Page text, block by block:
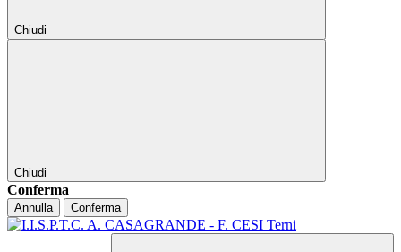
Chiudi
Chiudi
Conferma
Annulla Conferma